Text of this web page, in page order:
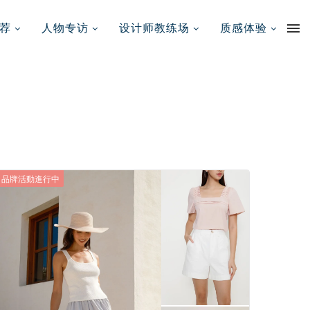
人物专访 设计师教练场 质感体验